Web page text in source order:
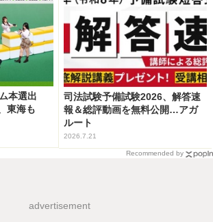
本選出
東海も
司法試験予備試験2026、解答速
報＆総評動画を無料公開…アガ
ルート
2026.7.21
Recommended by
advertisement